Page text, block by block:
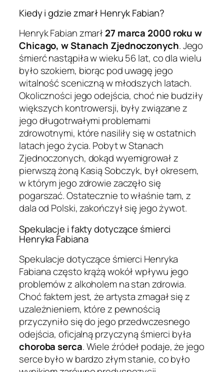
Kiedy i gdzie zmarł Henryk Fabian?
Henryk Fabian zmarł 27 marca 2000 roku w
Chicago, w Stanach Zjednoczonych. Jego
śmierć nastąpiła w wieku 56 lat, co dla wielu
było szokiem, biorąc pod uwagę jego
witalność sceniczną w młodszych latach.
Okoliczności jego odejścia, choć nie budziły
większych kontrowersji, były związane z
jego długotrwałymi problemami
zdrowotnymi, które nasiliły się w ostatnich
latach jego życia. Pobyt w Stanach
Zjednoczonych, dokąd wyemigrował z
pierwszą żoną Kasią Sobczyk, był okresem,
w którym jego zdrowie zaczęło się
pogarszać. Ostatecznie to właśnie tam, z
dala od Polski, zakończył się jego żywot.
Spekulacje i fakty dotyczące śmierci
Henryka Fabiana
Spekulacje dotyczące śmierci Henryka
Fabiana często krążą wokół wpływu jego
problemów z alkoholem na stan zdrowia.
Choć faktem jest, że artysta zmagał się z
uzależnieniem, które z pewnością
przyczyniło się do jego przedwczesnego
odejścia, oficjalną przyczyną śmierci była
choroba serca. Wiele źródeł podaje, że jego
serce było w bardzo złym stanie, co było